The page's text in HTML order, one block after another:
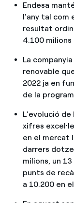
Endesa
l'any tal com
resultat
4.100 milions
La
renovable
2022 ja en
de la
L'evolució
xifres
en el mercat
darrers
milions, un
punts de
a 10.200 en